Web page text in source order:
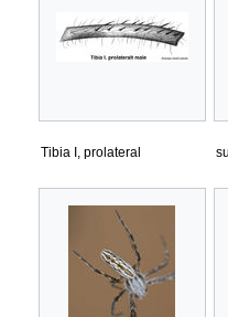
Tibia I, prolateral